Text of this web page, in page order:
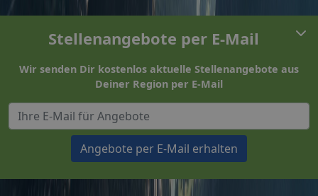
Stellenangebote per E-Mail
Wir senden Dir kostenlos aktuelle Stellenangebote aus
Deiner Region per E-Mail
Angebote per E-Mail erhalten